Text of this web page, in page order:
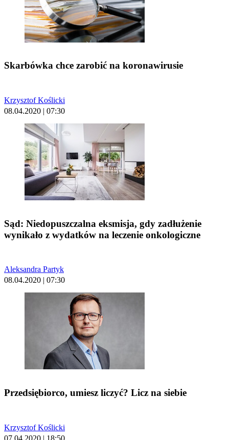
Skarbówka chce zarobić na koronawirusie
Krzysztof Koślicki
08.04.2020 | 07:30
Sąd: Niedopuszczalna eksmisja, gdy zadłużenie
wynikało z wydatków na leczenie onkologiczne
Aleksandra Partyk
08.04.2020 | 07:30
Przedsiębiorco, umiesz liczyć? Licz na siebie
Krzysztof Koślicki
07.04.2020 | 18:50